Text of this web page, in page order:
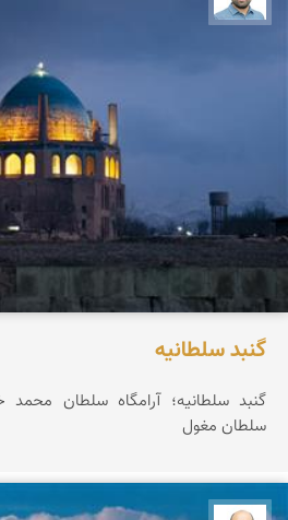
گنبد سلطانیه
گنبد سلطانیه؛ آرامگاه سلطان محمد
سلطان مغول